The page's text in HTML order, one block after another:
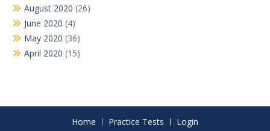
August 2020 (26)
June 2020 (4)
May 2020 (36)
April 2020 (15)
Home Practice Tests
Login